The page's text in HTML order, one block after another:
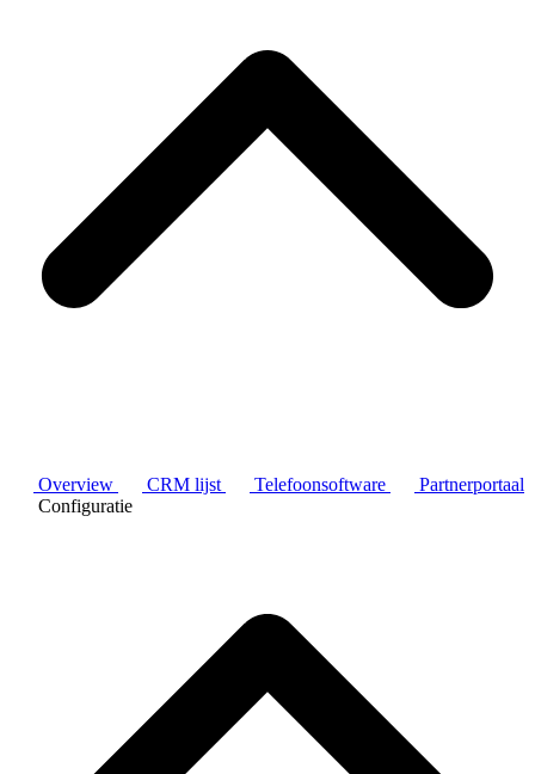
Overview CRM lijst Telefoonsoftware
Partnerportaal
Configuratie